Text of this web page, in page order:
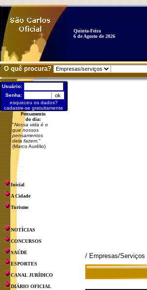
Quinta-Feira
6 de Agosto de 2026
O quê procura?
Usuário:
Senha:
esqueceu os dados?
cadastre-se gratuitamente
Pensamento
do dia:
"Nossa vida é o
que nossos
pensamentos
dela fazem. "
(Marco Aurélio)
Inicial
A Cidade
Turismo
NOTÍCIAS
CONCURSOS
SAÚDE
ESPORTES
CANAL JURÍDICO
DIÁRIO OFICIAL
/ Empresas/Serviços